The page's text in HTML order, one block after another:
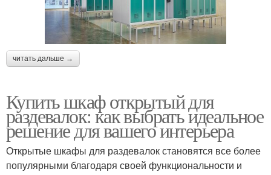
читать дальше →
Купить шкаф открытый для
раздевалок: как выбрать идеальное
решение для вашего интерьера
Открытые шкафы для раздевалок становятся все более
популярными благодаря своей функциональности и